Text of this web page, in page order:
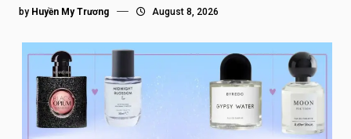
by Huyền My Trương August 8, 2026